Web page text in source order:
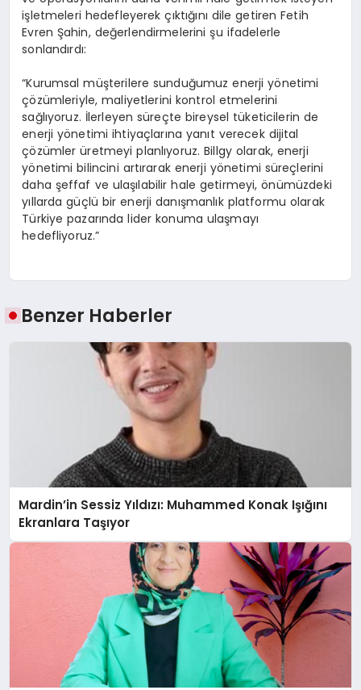
işletmeleri hedefleyerek çıktığını dile getiren Fetih
Evren Şahin, değerlendirmelerini şu ifadelerle
sonlandırdı:
“Kurumsal müşterilere sunduğumuz enerji yönetimi
çözümleriyle, maliyetlerini kontrol etmelerini
sağlıyoruz. İlerleyen süreçte bireysel tüketicilerin de
enerji yönetimi ihtiyaçlarına yanıt verecek dijital
çözümler üretmeyi planlıyoruz. Billgy olarak, enerji
yönetimi bilincini artırarak enerji yönetimi süreçlerini
daha şeffaf ve ulaşılabilir hale getirmeyi, önümüzdeki
yıllarda güçlü bir enerji danışmanlık platformu olarak
Türkiye pazarında lider konuma ulaşmayı
hedefliyoruz.”
Benzer Haberler
Mardin’in Sessiz Yıldızı: Muhammed Konak Işığını
Ekranlara Taşıyor